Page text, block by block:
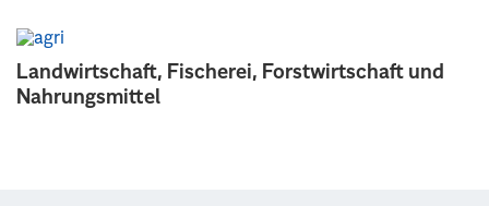
Landwirtschaft, Fischerei, Forstwirtschaft und
Nahrungsmittel